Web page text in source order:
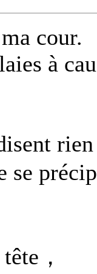
cour.
à
se
，